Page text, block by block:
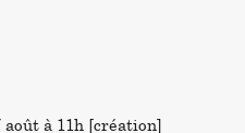
août à 11h [création]